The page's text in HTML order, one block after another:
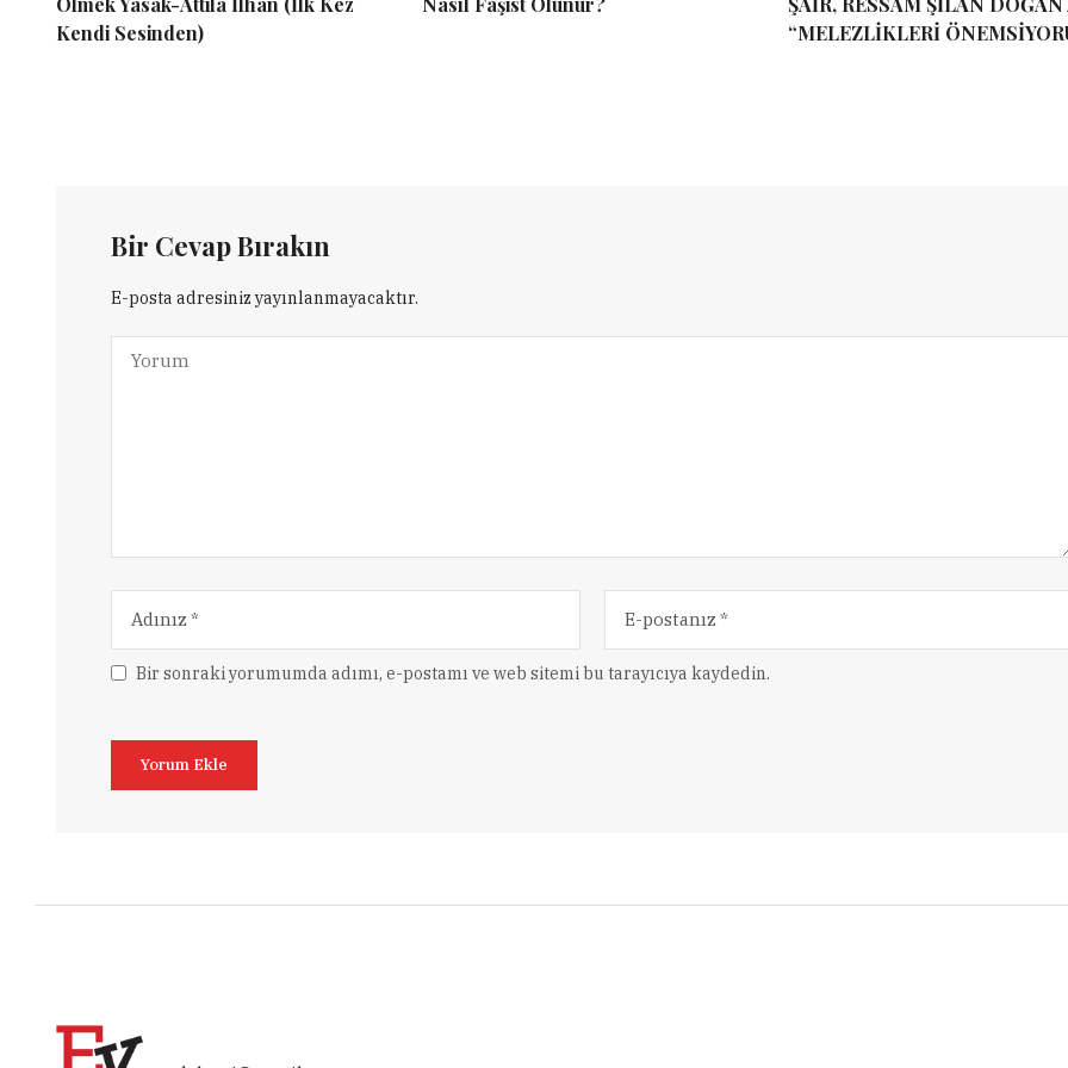
Kendi Sesinden)
“MELEZLİKLERİ
Bir Cevap Bırakın
E-posta adresiniz yayınlanmayacaktır.
Bir sonraki yorumumda adımı, e-postamı ve web sitemi bu tarayıcıya kaydedin.